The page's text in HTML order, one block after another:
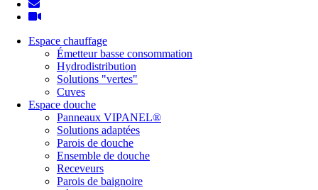
Espace chauffage
Émetteur basse consommation
Hydrodistribution
Solutions "vertes"
Cuves
Espace douche
Panneaux VIPANEL®
Solutions adaptées
Parois de douche
Ensemble de douche
Receveurs
Parois de baignoire